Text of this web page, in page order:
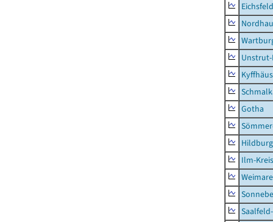
Eichsfeld
Gotha
Ilm-Kreis